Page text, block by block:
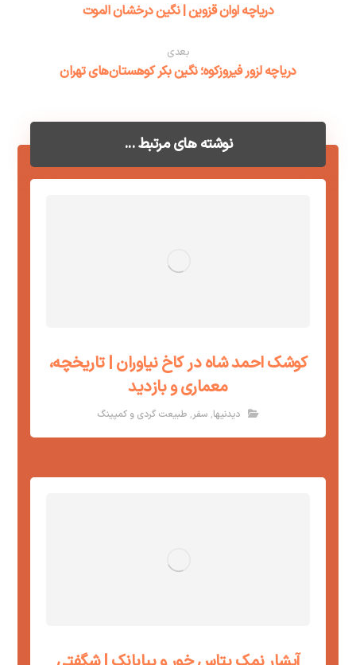
دریاچه اوان قزوین | نگین درخشان الموت
بعدی
دریاچه لزور فیروزکوه؛ نگین بکر کوهستان‌های تهران
نوشته های مرتبط ...
کوشک احمد شاه در کاخ نیاوران | تاریخچه،
معماری و بازدید
دیدنیها, سفر, طبیعت گردی و کمپینگ